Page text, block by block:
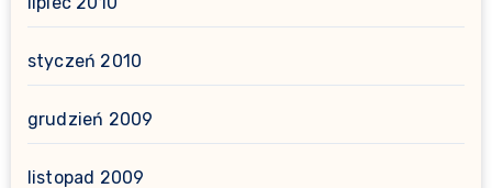
styczeń 2010
grudzień 2009
listopad 2009